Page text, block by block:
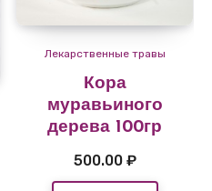
Лекарственные травы
Кора
муравьиного
дерева 100гр
500.00 ₽